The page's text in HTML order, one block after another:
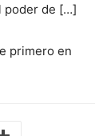
poder de […]
primero en